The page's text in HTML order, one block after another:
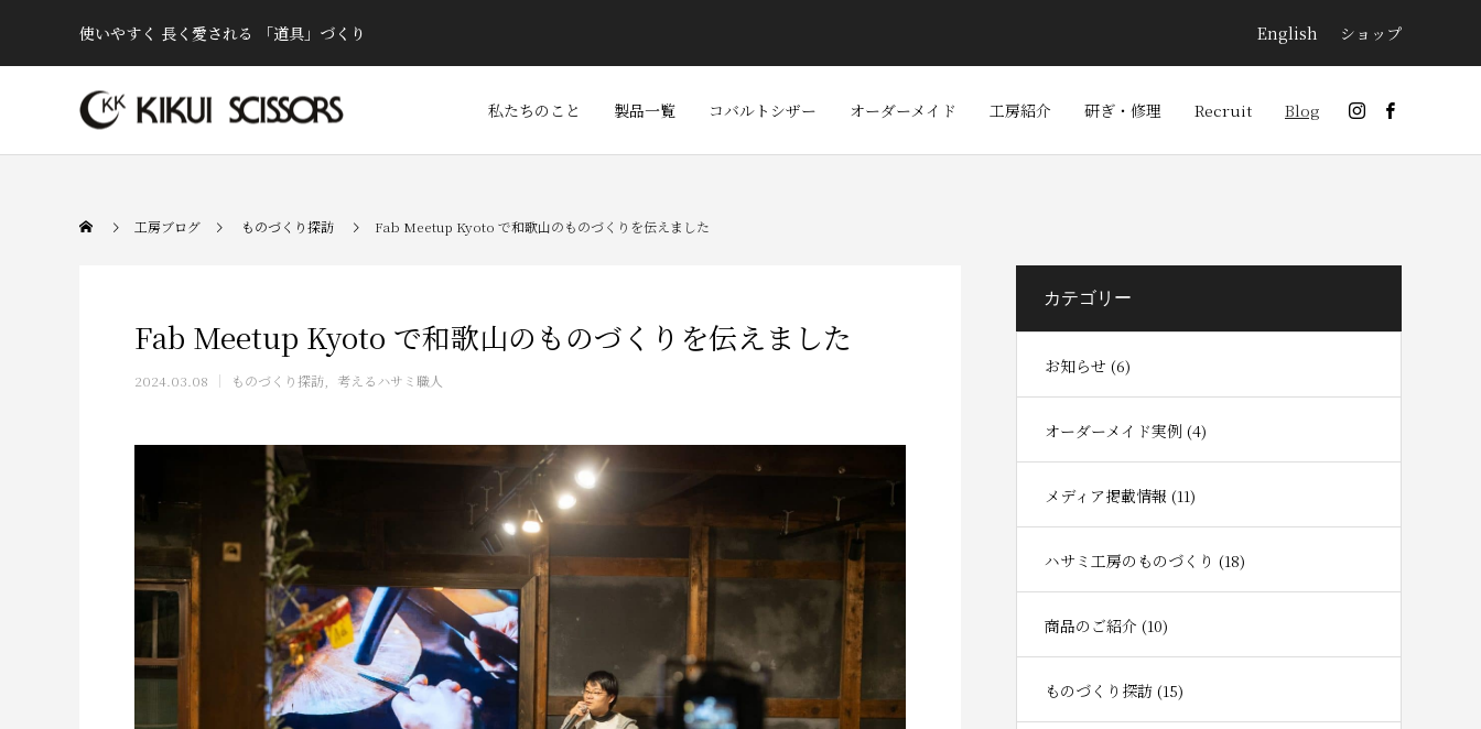
使いやすく 長く愛される 「道具」づくり English ショップ
私たちのこと 製品一覧 コバルトシザー オーダーメイド 工房紹介 研ぎ・修理 Recruit Blog
工房ブログ ものづくり探訪 Fab Meetup Kyoto で和歌山のものづくりを伝えました
Fab Meetup Kyoto で和歌山のものづくりを伝えました
2024.03.08 ものづくり探訪 考えるハサミ職人
カテゴリー
お知らせ (6)
オーダーメイド実例 (4)
メディア掲載情報 (11)
ハサミ工房のものづくり (18)
商品のご紹介 (10)
ものづくり探訪 (15)